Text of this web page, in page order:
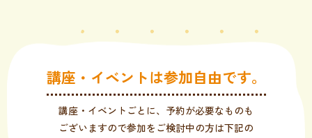
講座・イベントは参加自由です。
講座・イベントごとに、予約が必要なものも
ございますので参加をご検討中の方は下記の